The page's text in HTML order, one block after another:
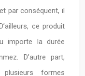
par conséquent, il
ce produit
importe la durée
D’autre part,
formes